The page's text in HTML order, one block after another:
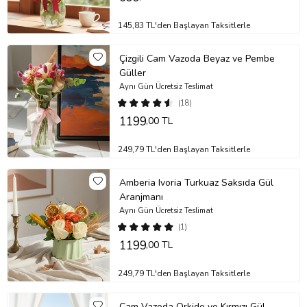
145,83 TL'den Başlayan Taksitlerle
Çizgili Cam Vazoda Beyaz ve Pembe
Güller
(18)
Aynı Gün Ücretsiz Teslimat
1199,00 TL
249,79 TL'den Başlayan Taksitlerle
Amberia Ivoria Turkuaz Saksıda Gül
Aranjmanı
(1)
Aynı Gün Ücretsiz Teslimat
1199,00 TL
249,79 TL'den Başlayan Taksitlerle